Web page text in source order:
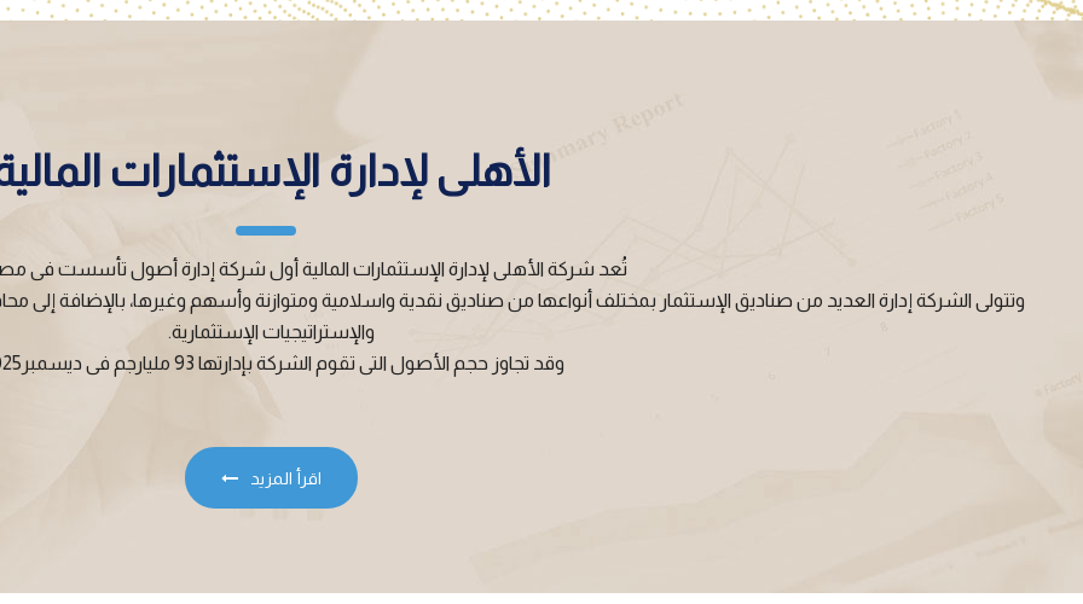
الأهلى لإدارة الإستثمارات
تُعد شركة الأهلى لإدارة الإستثمارات المالية أول شركة إدارة أصول تأسست فى مصر
وتتولى الشركة إدارة العديد من صناديق الإستثمار بمختلف أنواعها من صناديق نقدية واسلامية ومتوازنة وأسهم وغيرها،
والإستراتيجيات الإستثمارية.
وقد تجاوز حجم الأصول التى تقوم الشركة بإدارتها 93 مليارجم فى ديسمبر2025.
اقرأ المزيد